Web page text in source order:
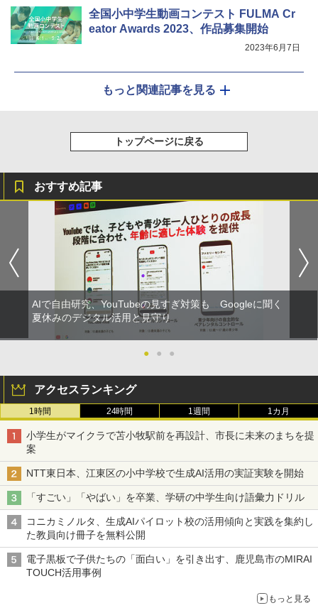
全国小中学生動画コンテスト FULMA Cr
eator Awards 2023、作品募集開始
2023年6月7日
もっと関連記事を見る
トップページに戻る
おすすめ記事
AIで自由研究、YouTubeの見すぎ対策も Googleに聞く
夏休みのデジタル活用と見守り
● ● ●
アクセスランキング
1時間 24時間 1週間 1カ月
小学生がマイクラで苫小牧駅前を再設計、市長に未来のまちを提
案
NTT東日本、江東区の小中学校で生成AI活用の実証実験を開始
「すごい」「やばい」を卒業、学研の中学生向け語彙力ドリル
コニカミノルタ、生成AIパイロット校の活用傾向と実践を集約し
た教員向け冊子を無料公開
電子黒板で子供たちの「面白い」を引き出す、鹿児島市のMIRAI
TOUCH活用事例
もっと見る